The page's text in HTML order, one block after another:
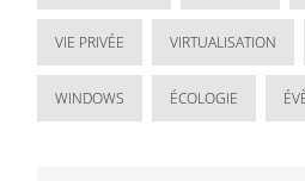
VIE PRIVÉE VIRTUALISATION
WINDOWS ÉCOLOGIE